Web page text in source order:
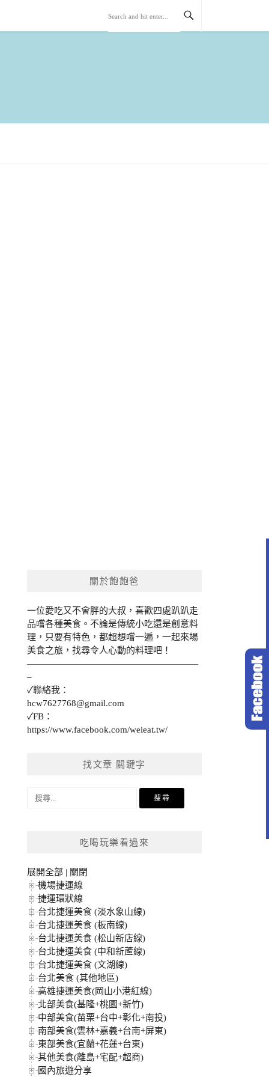
關於飽飽爸
一位愛吃又不會胖的大叔，喜歡四處趴趴走
品嚐各種美食。不論是傳統小吃還是創意料
理，只要有特色，都超想嚐一遍，一起來場
美食之旅，找尋令人心動的料理吧！
———————————————————
–
✓聯絡我：
hcw7627768@gmail.com
✓FB：
https://www.facebook.com/weieat.tw/
找文章 關鍵字
搜
吃喝玩樂看過來
展開全部 | 關閉
機場捷運線
捷運環狀線
台北捷運美食 (淡水象山線)
台北捷運美食 (板南線)
台北捷運美食 (松山新店線)
台北捷運美食 (中和新蘆線)
台北捷運美食 (文湖線)
台北美食 (其他地區)
高雄捷運美食(岡山小港紅線)
北部美食(基隆+桃園+新竹)
中部美食(苗栗+台中+彰化+南投)
南部美食(雲林+嘉義+台南+屏東)
東部美食(宜蘭+花蓮+台東)
其他美食(離島+宅配+超商)
國內旅遊分享